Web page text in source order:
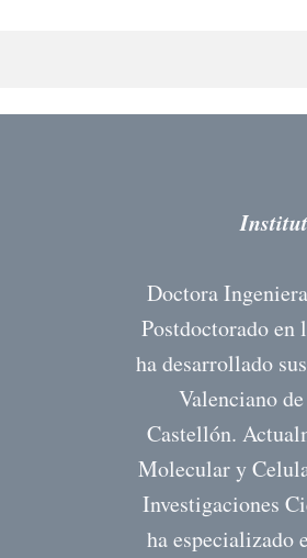
Doctora
Postdoctorado
ha desarrollado
Valenciano
Castellón.
Molecular y
Investigaciones
ha especializado